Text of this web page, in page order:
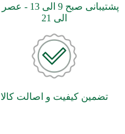
الی 21
تضمین کیفیت و اصالت کالا